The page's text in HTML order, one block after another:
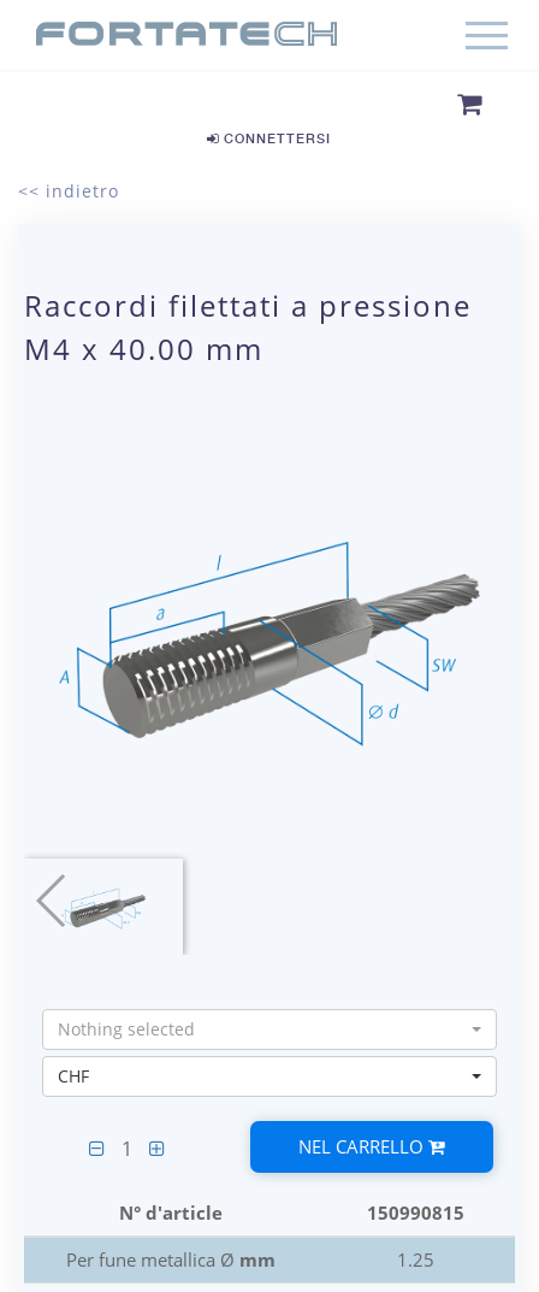
CONNETTERSI
<< indietro
Raccordi filettati a pressione
M4 x 40.00 mm
Nothing selected
CHF
1 NEL CARRELLO
N° d'article
150990815
Per fune metallica Ø mm
1.25